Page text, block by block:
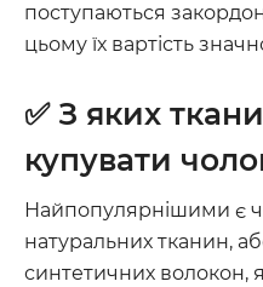
поступаються
цьому їх вартість
✅ З яких
купувати
Найпопулярнішими є
натуральних тканин,
синтетичних волокон,